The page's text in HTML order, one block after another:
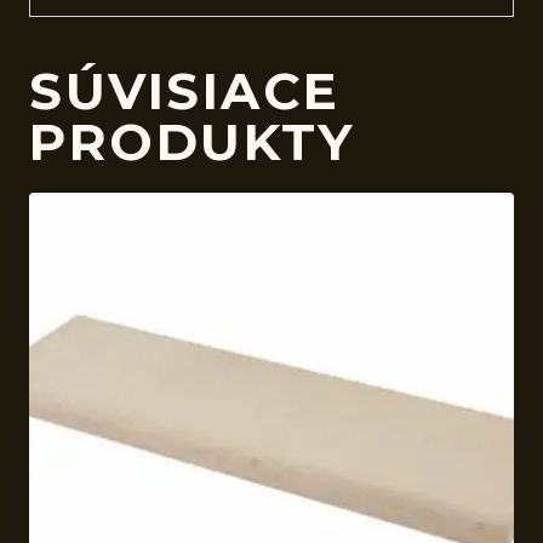
SÚVISIACE
PRODUKTY